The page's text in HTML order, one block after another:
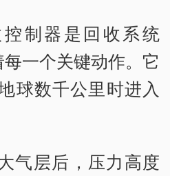
制器是回收系统
每一个关键动作。它
球数千公里时进入
气层后，压力高度